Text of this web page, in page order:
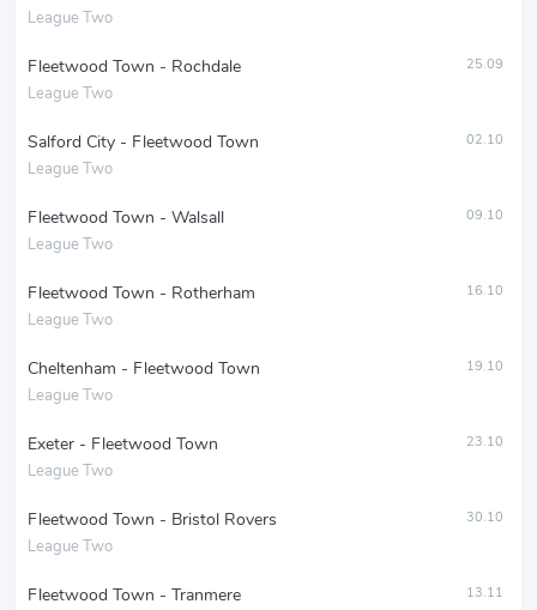
League Two
Fleetwood Town - Rochdale
League Two
25.09
Salford City - Fleetwood Town
League Two
02.10
Fleetwood Town - Walsall
League Two
09.10
Fleetwood Town - Rotherham
League Two
16.10
Cheltenham - Fleetwood Town
League Two
19.10
Exeter - Fleetwood Town
League Two
23.10
Fleetwood Town - Bristol Rovers
League Two
30.10
Fleetwood Town - Tranmere 13.11